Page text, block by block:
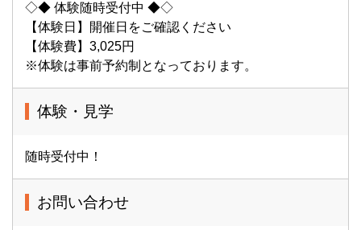
◇◆ 体験随時受付中 ◆◇
【体験日】開催日をご確認ください
【体験費】3,025円
※体験は事前予約制となっております。
体験・見学
随時受付中！
お問い合わせ